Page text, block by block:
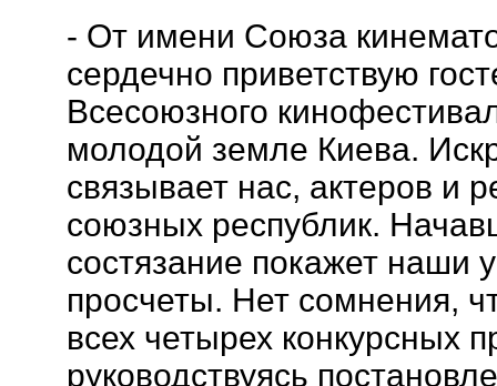
- От имени Союза
сердечно приветствую
Всесоюзного
молодой земле Киева.
связывает нас, актеров и
союзных республик.
состязание покажет наши
просчеты. Нет сомнения,
всех четырех конкурсных
руководствуясь